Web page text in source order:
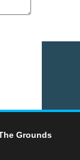
Grounds